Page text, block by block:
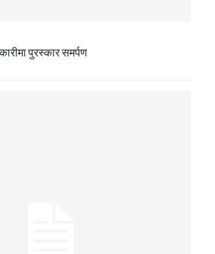
पुरस्कार समर्पण